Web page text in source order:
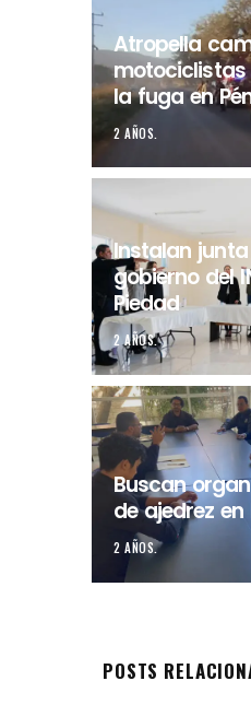
Atropella
la fuga en
2 AÑOS.
Instalan
gobierno del
Piedad
2 AÑOS.
Buscan
de ajedrez en
2 AÑOS.
POSTS